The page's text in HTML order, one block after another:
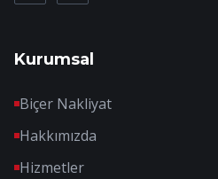
Kurumsal
Biçer Nakliyat
Hakkımızda
Hizmetler